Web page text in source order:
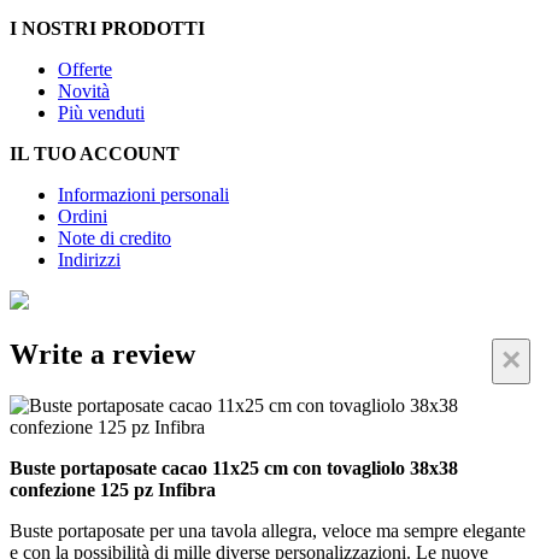
I NOSTRI PRODOTTI
Offerte
Novità
Più venduti
IL TUO ACCOUNT
Informazioni personali
Ordini
Note di credito
Indirizzi
×
Write a review
Buste portaposate cacao 11x25 cm con tovagliolo 38x38
confezione 125 pz Infibra
Buste portaposate per una tavola allegra, veloce ma sempre elegante
e con la possibilità di mille diverse personalizzazioni. Le nuove